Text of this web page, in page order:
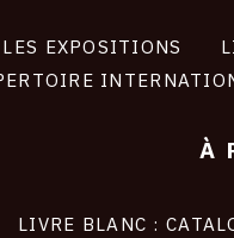
LES EXPOSITIONS
À
LIVRE BLANC :